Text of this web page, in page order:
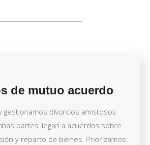
de mutuo acuerdo
gestionamos divorcios amistosos
partes llegan a acuerdos sobre
y reparto de bienes. Priorizamos